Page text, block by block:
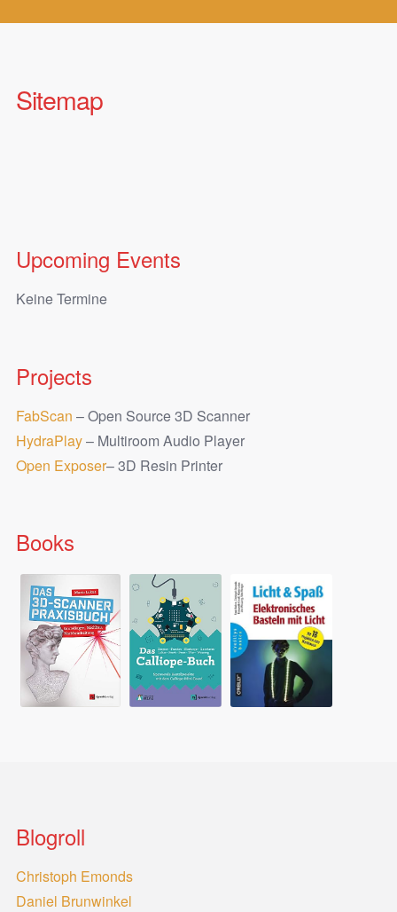
Sitemap
Upcoming Events
Keine Termine
Projects
FabScan – Open Source 3D Scanner
HydraPlay– Multiroom Audio Player
Open Exposer– 3D Resin Printer
Books
Blogroll
Christoph Emonds
Daniel Brunwinkel